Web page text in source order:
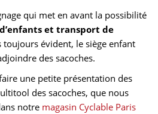
qui met en avant la possibilité
et transport de
toujours évident, le siège enfant
des sacoches.
faire une petite présentation des
des sacoches, que nous
notre magasin Cyclable Paris